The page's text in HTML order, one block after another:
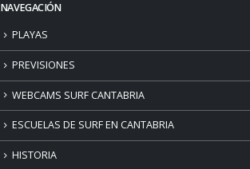
NAVEGACIÓN
PLAYAS
PREVISIONES
WEBCAMS SURF CANTABRIA
ESCUELAS DE SURF EN CANTABRIA
HISTORIA